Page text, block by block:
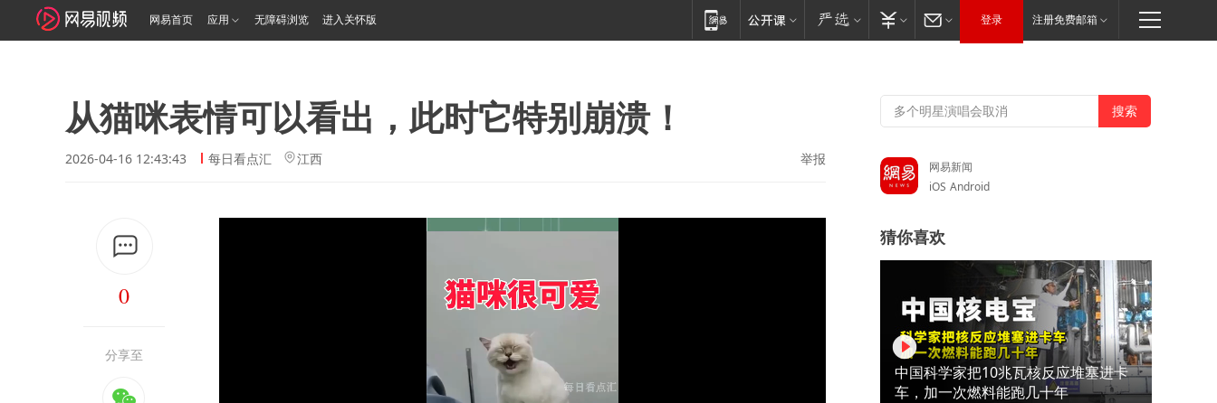
网易首页 应用 无障碍浏览 进入关怀版 登录 注册免费邮箱
从猫咪表情可以看出，此时它特别崩溃！
2026-04-16 12:43:43 每日看点汇 江西 举报
0
分享至
网易新闻
iOS Android
猜你喜欢
中国科学家把10兆瓦核反应堆塞进卡
车，加一次燃料能跑几十年